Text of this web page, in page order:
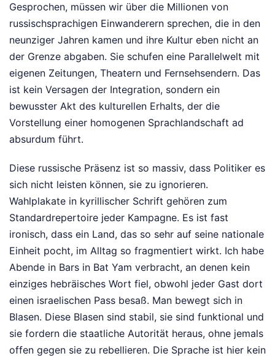
Gesprochen, müssen wir über die Millionen von
russischsprachigen Einwanderern sprechen, die in den
neunziger Jahren kamen und ihre Kultur eben nicht an
der Grenze abgaben. Sie schufen eine Parallelwelt mit
eigenen Zeitungen, Theatern und Fernsehsendern. Das
ist kein Versagen der Integration, sondern ein
bewusster Akt des kulturellen Erhalts, der die
Vorstellung einer homogenen Sprachlandschaft ad
absurdum führt.
Diese russische Präsenz ist so massiv, dass Politiker es
sich nicht leisten können, sie zu ignorieren.
Wahlplakate in kyrillischer Schrift gehören zum
Standardrepertoire jeder Kampagne. Es ist fast
ironisch, dass ein Land, das so sehr auf seine nationale
Einheit pocht, im Alltag so fragmentiert wirkt. Ich habe
Abende in Bars in Bat Yam verbracht, an denen kein
einziges hebräisches Wort fiel, obwohl jeder Gast dort
einen israelischen Pass besaß. Man bewegt sich in
Blasen. Diese Blasen sind stabil, sie sind funktional und
sie fordern die staatliche Autorität heraus, ohne jemals
offen gegen sie zu rebellieren. Die Sprache ist hier kein